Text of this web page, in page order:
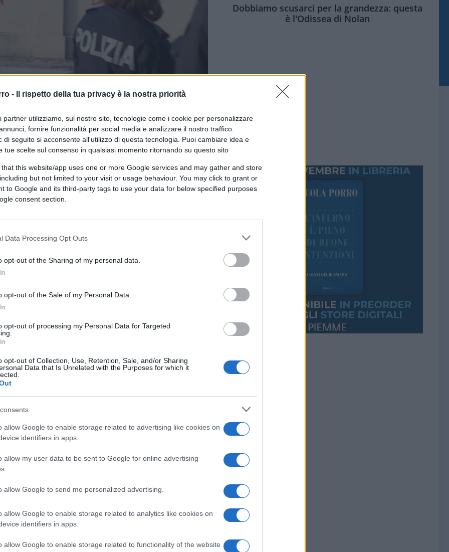
- Il rispetto della tua privacy è la nostra priorità
partner utilizziamo, sul nostro sito, tecnologie come i cookie per personalizzare
fornire funzionalità per social media e analizzare il nostro traffico.
di seguito si acconsente all'utilizzo di questa tecnologia. Puoi cambiare idea e
tue scelte sul consenso in qualsiasi momento ritornando su questo sito
that this website/app uses one or more Google services and may gather and store
but not limited to your visit or usage behaviour. You may click to grant or
to Google and its third-party tags to use your data for below specified purposes
consent section.
Data Processing Opt Outs
opt-out of the Sharing of my personal data.
opt-out of the Sale of my Personal Data.
opt-out of processing my Personal Data for Targeted
opt-out of Collection, Use, Retention, Sale, and/or Sharing
Data that Is Unrelated with the Purposes for which it
allow Google to enable storage related to advertising like cookies on
identifiers in apps.
allow my user data to be sent to Google for online advertising
allow Google to send me personalized advertising.
allow Google to enable storage related to analytics like cookies on
identifiers in apps.
allow Google to enable storage related to functionality of the website
CLICCA QUI
0:00/--:--
del ConsiglioGiorgia Meloni
come folclore politico fino a quando
una condanna ferma e ineccepibile,
media
un linguaggio che attraversa
tutti i
rivela. Perché è troppo facile
pubblico è stato trasformato in
mascherate da “libertà di opinione”.
nascano dal nulla, come funghi nel
come arma.
doveroso anche dire che la violenza
laddove il linguaggio estremo diventa
viene premiata, dovel’avversario viene
Dobbiamo scusarci per la grandezza: questa
è l'Odissea di Nolan